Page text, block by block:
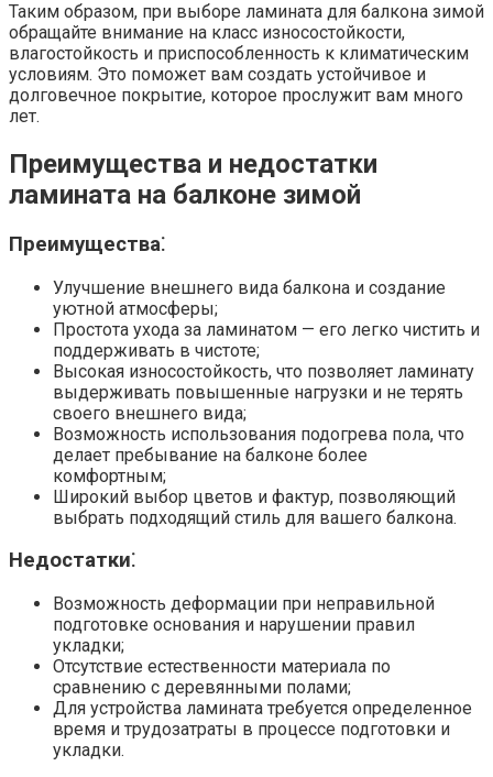
Таким образом, при выборе ламината для балкона зимой
обращайте внимание на класс износостойкости,
влагостойкость и приспособленность к климатическим
условиям.​ Это поможет вам создать устойчивое и
долговечное покрытие, которое прослужит вам много
лет.
Преимущества и недостатки
ламината на балконе зимой
Преимущества⁚
Улучшение внешнего вида балкона и создание
уютной атмосферы;
Простота ухода за ламинатом — его легко чистить и
поддерживать в чистоте;
Высокая износостойкость, что позволяет ламинату
выдерживать повышенные нагрузки и не терять
своего внешнего вида;
Возможность использования подогрева пола, что
делает пребывание на балконе более
комфортным;
Широкий выбор цветов и фактур, позволяющий
выбрать подходящий стиль для вашего балкона.
Недостатки⁚
Возможность деформации при неправильной
подготовке основания и нарушении правил
укладки;
Отсутствие естественности материала по
сравнению с деревянными полами;
Для устройства ламината требуется определенное
время и трудозатраты в процессе подготовки и
укладки.​